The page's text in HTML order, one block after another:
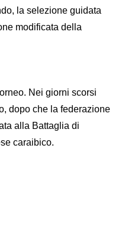
la selezione guidata
modificata della
Nei giorni scorsi
dopo che la federazione
alla Battaglia di
caraibico.